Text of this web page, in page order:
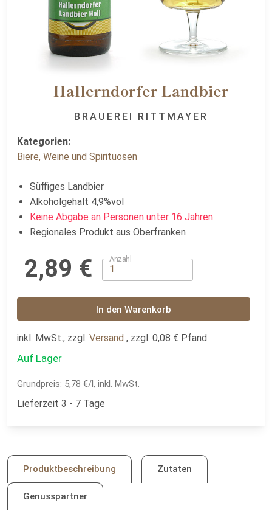
Hallerndorfer Landbier
BRAUEREI RITTMAYER
Kategorien:
Biere, Weine und Spirituosen
Süffiges Landbier
Alkoholgehalt 4,9%vol
Keine Abgabe an Personen unter 16 Jahren
Regionales Produkt aus Oberfranken
2,89 € Anzahl
In den Warenkorb
inkl. MwSt., zzgl. Versand , zzgl. 0,08 € Pfand
Auf Lager
Grundpreis: 5,78 €/l, inkl. MwSt.
Lieferzeit 3 - 7 Tage
Produktbeschreibung Zutaten
Genusspartner